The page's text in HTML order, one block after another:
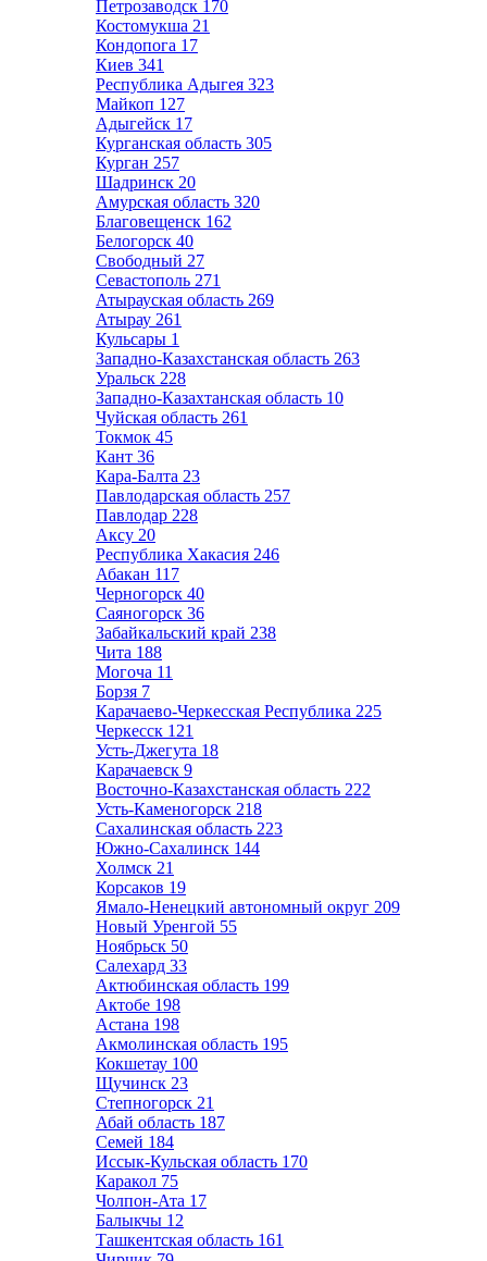
Петрозаводск 170
Костомукша 21
Кондопога 17
Киев 341
Республика Адыгея 323
Майкоп 127
Адыгейск 17
Курганская область 305
Курган 257
Шадринск 20
Амурская область 320
Благовещенск 162
Белогорск 40
Свободный 27
Севастополь 271
Атырауская область 269
Атырау 261
Кульсары 1
Западно-Казахстанская область 263
Уральск 228
Западно-Казахтанская область 10
Чуйская область 261
Токмок 45
Кант 36
Кара-Балта 23
Павлодарская область 257
Павлодар 228
Аксу 20
Республика Хакасия 246
Абакан 117
Черногорск 40
Саяногорск 36
Забайкальский край 238
Чита 188
Могоча 11
Борзя 7
Карачаево-Черкесская Республика 225
Черкесск 121
Усть-Джегута 18
Карачаевск 9
Восточно-Казахстанская область 222
Усть-Каменогорск 218
Сахалинская область 223
Южно-Сахалинск 144
Холмск 21
Корсаков 19
Ямало-Ненецкий автономный округ 209
Новый Уренгой 55
Ноябрьск 50
Салехард 33
Актюбинская область 199
Актобе 198
Астана 198
Акмолинская область 195
Кокшетау 100
Щучинск 23
Степногорск 21
Абай область 187
Семей 184
Иссык-Кульская область 170
Каракол 75
Чолпон-Ата 17
Балыкчы 12
Ташкентская область 161